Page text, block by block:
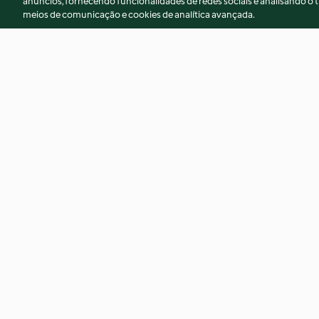
meios de comunicação e cookies de analítica avançada.